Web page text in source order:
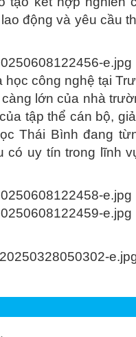
động và yêu cầu
học công nghệ tại
lớn của nhà
tập thể cán bộ,
Thái Bình đang
có uy tín trong lĩnh